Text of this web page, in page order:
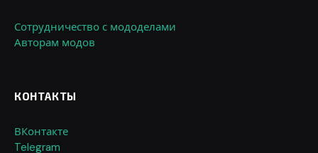
Сотрудничество с мододелами
Авторам модов
КОНТАКТЫ
ВКонтакте
Telegram